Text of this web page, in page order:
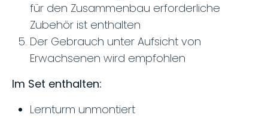
für den Zusammenbau erforderliche
Zubehör ist enthalten
Der Gebrauch unter Aufsicht von
Erwachsenen wird empfohlen
Im Set enthalten:
Lernturm unmontiert